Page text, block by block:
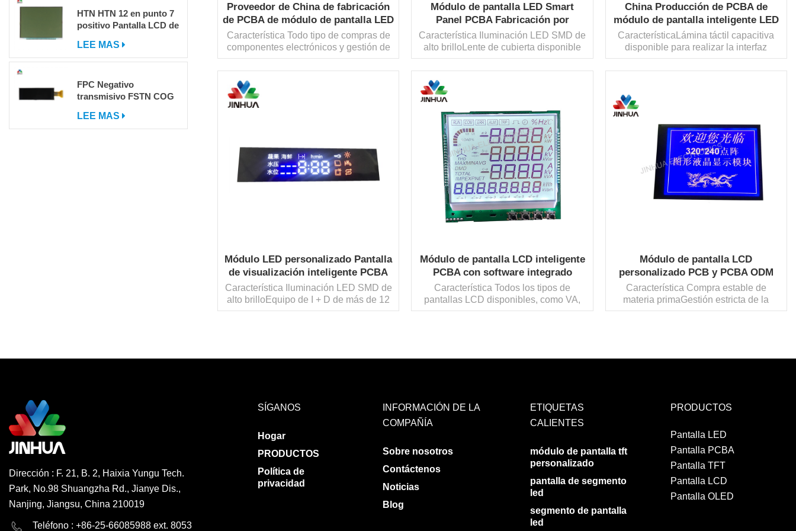
HTN HTN 12 en punto 7
positivo Pantalla LCD de
LEE MAS
FPC Negativo
transmisivo FSTN COG
con IC
LEE MAS
Proveedor de China de fabricación
de PCBA de módulo de pantalla LED
de pantalla inteligente
personalizada
Característica Todo tipo de compras de
componentes electrónicos y gestión de
la cadena de suministroRealización de
interfaz de usuario
personalizadaSolución PCBA
optimizada Equipo profesional de I + D
de hardware para cumplir con diferentes
Módulo de pantalla LED Smart
Panel PCBA Fabricación por
contrato
Característica Iluminación LED SMD de
alto brilloLente de cubierta disponible
para darse cuenta de que el contenido
de la pantalla se oculta cuando se
programaFábrica de herramientas
profesional de I + D y gestión...
China Producción de PCBA de
módulo de pantalla inteligente LED
Fabricantes
CaracterísticaLámina táctil capacitiva
disponible para realizar la interfaz
hombre-máquinaImpresión 3D rápida y
ensamblaje de PCB para
productos e I + D Equipo profesional
para la gestión de proyectos...
Módulo LED personalizado Pantalla
de visualización inteligente PCBA
Característica Iluminación LED SMD de
alto brilloEquipo de I + D de más de 12
personas con experiencia profundaMás
producto extremadamente estricto
LEE MAS
Módulo de pantalla LCD inteligente
PCBA con software integrado
Proveedor de China
Característica Todos los tipos de
pantallas LCD disponibles, como VA,
HTN, STN, FSTN, etc.Botón físico o
fábrica y equipo de control de
LEE MAS
Módulo de pantalla LCD
personalizado PCB y PCBA ODM
Característica Compra estable de
materia primaGestión estricta de la
cadena de suministroDiseño e
materialesRespuesta rápida y prototipo
LEE MAS
Dirección : F. 21, B. 2, Haixia Yungu Tech.
Park, No.98 Shuangzha Rd., Jianye Dis.,
Nanjing, Jiangsu, China 210019
Teléfono : +86-25-66085988 ext. 8053
English Deutsch
SÍGANOS
Hogar
PRODUCTOS
Política de
privacidad
INFORMACIÓN DE LA
COMPAÑÍA
Sobre nosotros
Contáctenos
Noticias
Blog
ETIQUETAS
CALIENTES
módulo de pantalla tft
personalizado
pantalla de segmento
led
segmento de pantalla
led
PRODUCTOS
Pantalla LED
Pantalla PCBA
Pantalla TFT
Pantalla LCD
Pantalla OLED